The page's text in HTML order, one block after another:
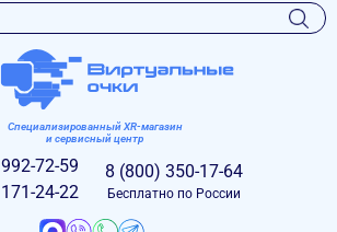
Специализированный XR-магазин
и сервисный центр
992-72-59
171-24-22
8 (800) 350-17-64
Бесплатно по России